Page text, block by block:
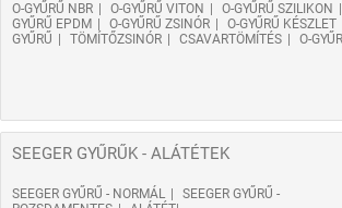
O-GYŰRŰ NBR O-GYŰRŰ VITON O-GYŰRŰ SZILIKON
GYŰRŰ EPDM
O-GYŰRŰ ZSINÓR O-GYŰRŰ KÉSZLET
GYŰRŰ
TÖMÍTŐZSINÓR CSAVARTÖMÍTÉS O-
SEEGER GYŰRŰK - ALÁTÉTEK
SEEGER GYŰRŰ - NORMÁL
SEEGER GYŰRŰ -